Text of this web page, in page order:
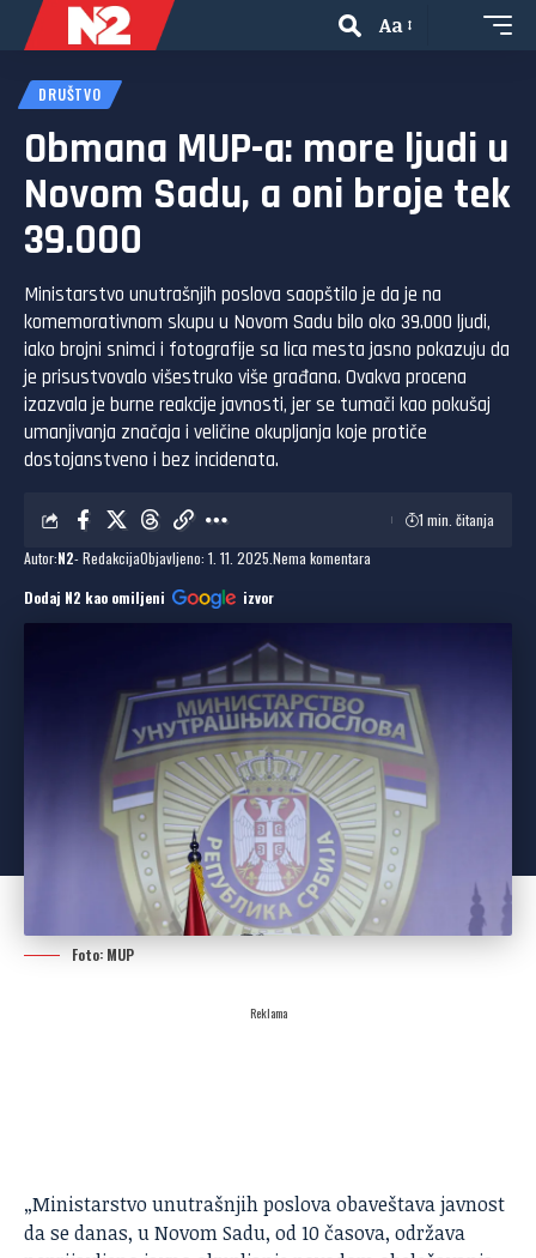
Aa
DRUŠTVO
Obmana MUP-a: more ljudi u
Novom Sadu, a oni broje tek
39.000
Ministarstvo unutrašnjih poslova saopštilo je da je na
komemorativnom skupu u Novom Sadu bilo oko 39.000 ljudi,
iako brojni snimci i fotografije sa lica mesta jasno pokazuju da
je prisustvovalo višestruko više građana. Ovakva procena
izazvala je burne reakcije javnosti, jer se tumači kao pokušaj
umanjivanja značaja i veličine okupljanja koje protiče
dostojanstveno i bez incidenata.
Autor:N2- RedakcijaObjavljeno: 1. 11. 2025. Nema komentara
1 min. čitanja
Dodaj N2 kao omiljeni izvor
Foto: MUP
Reklama
„Ministarstvo unutrašnjih poslova obaveštava javnost
da se danas, u Novom Sadu, od 10 časova, održava